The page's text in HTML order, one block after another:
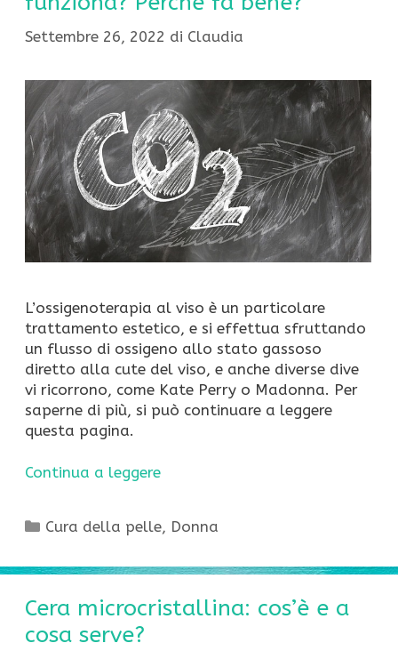
Settembre 26, 2022 di Claudia
L’ossigenoterapia al viso è un particolare
trattamento estetico, e si effettua sfruttando
un flusso di ossigeno allo stato gassoso
diretto alla cute del viso, e anche diverse dive
vi ricorrono, come Kate Perry o Madonna. Per
saperne di più, si può continuare a leggere
questa pagina.
Continua a leggere
Categorie
Cura della pelle, Donna
Cera microcristallina: cos’è e a
cosa serve?